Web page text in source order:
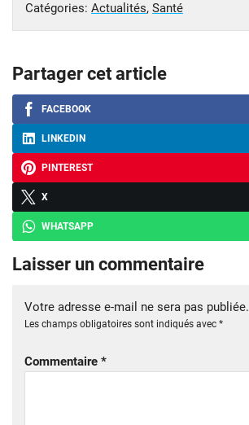
Catégories: Actualités, Santé
Partager cet article
FACEBOOK
LINKEDIN
PINTEREST
X
WHATSAPP
Laisser un commentaire
Votre adresse e-mail ne sera pas publiée.
Les champs obligatoires sont indiqués avec *
Commentaire *